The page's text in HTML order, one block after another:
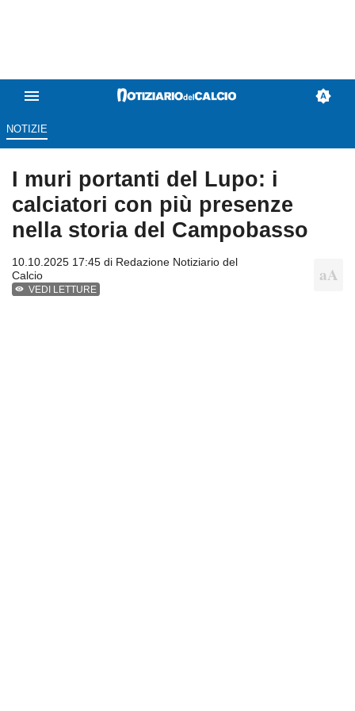
NOTIZIE
I muri portanti del Lupo: i
calciatori con più presenze
nella storia del Campobasso
10.10.2025 17:45 di Redazione Notiziario del
Calcio
VEDI LETTURE